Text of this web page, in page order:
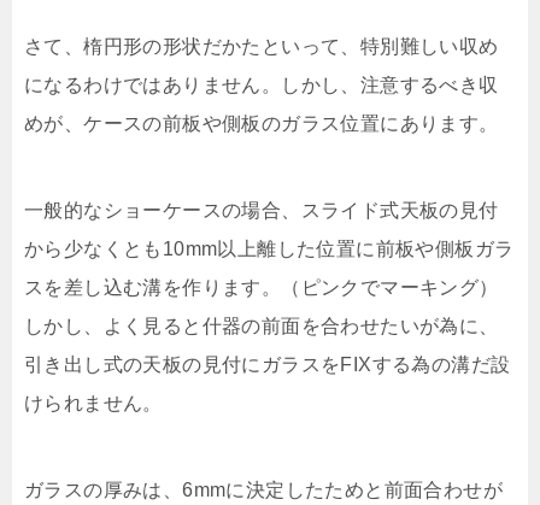
さて、楕円形の形状だかたといって、特別難しい収め
になるわけではありません。しかし、注意するべき収
めが、ケースの前板や側板のガラス位置にあります。
一般的なショーケースの場合、スライド式天板の見付
から少なくとも10mm以上離した位置に前板や側板ガラ
スを差し込む溝を作ります。（ピンクでマーキング）
しかし、よく見ると什器の前面を合わせたいが為に、
引き出し式の天板の見付にガラスをFIXする為の溝だ設
けられません。
ガラスの厚みは、6mmに決定したためと前面合わせが